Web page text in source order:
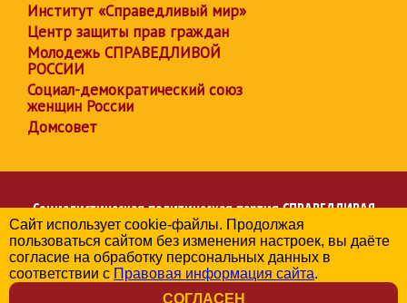
Институт «Справедливый мир»
Центр защиты прав граждан
Молодежь СПРАВЕДЛИВОЙ
РОССИИ
Социал-демократический союз
женщин России
Домсовет
Социалистическая политическая партияСПРАВЕДЛИВАЯ
РОССИЯ
Региональное отделение партии в Чувашской Республике
© 2006-2026
Политика в отношении обработки персональных данных
Сайт использует cookie-файлы. Продолжая
пользоваться сайтом без изменения настроек, вы даёте
согласие на обработку персональных данных в
соответствии с Правовая информация сайта.
СОГЛАСЕН